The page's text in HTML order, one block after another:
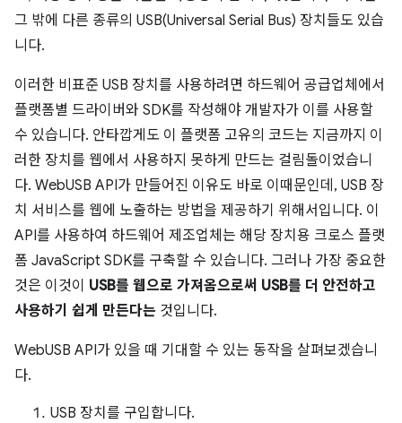
그 밖에 다른 종류의 USB(Universal Serial Bus) 장치들도 있습
니다.
이러한 비표준 USB 장치를 사용하려면 하드웨어 공급업체에서
플랫폼별 드라이버와 SDK를 작성해야 개발자가 이를 사용할
수 있습니다. 안타깝게도 이 플랫폼 고유의 코드는 지금까지 이
러한 장치를 웹에서 사용하지 못하게 만드는 걸림돌이었습니
다. WebUSB API가 만들어진 이유도 바로 이때문인데, USB 장
치 서비스를 웹에 노출하는 방법을 제공하기 위해서입니다. 이
API를 사용하여 하드웨어 제조업체는 해당 장치용 크로스 플랫
폼 JavaScript SDK를 구축할 수 있습니다. 그러나 가장 중요한
것은 이것이 USB를 웹으로 가져옴으로써 USB를 더 안전하고
사용하기 쉽게 만든다는 것입니다.
WebUSB API가 있을 때 기대할 수 있는 동작을 살펴보겠습니
다.
USB 장치를 구입합니다.